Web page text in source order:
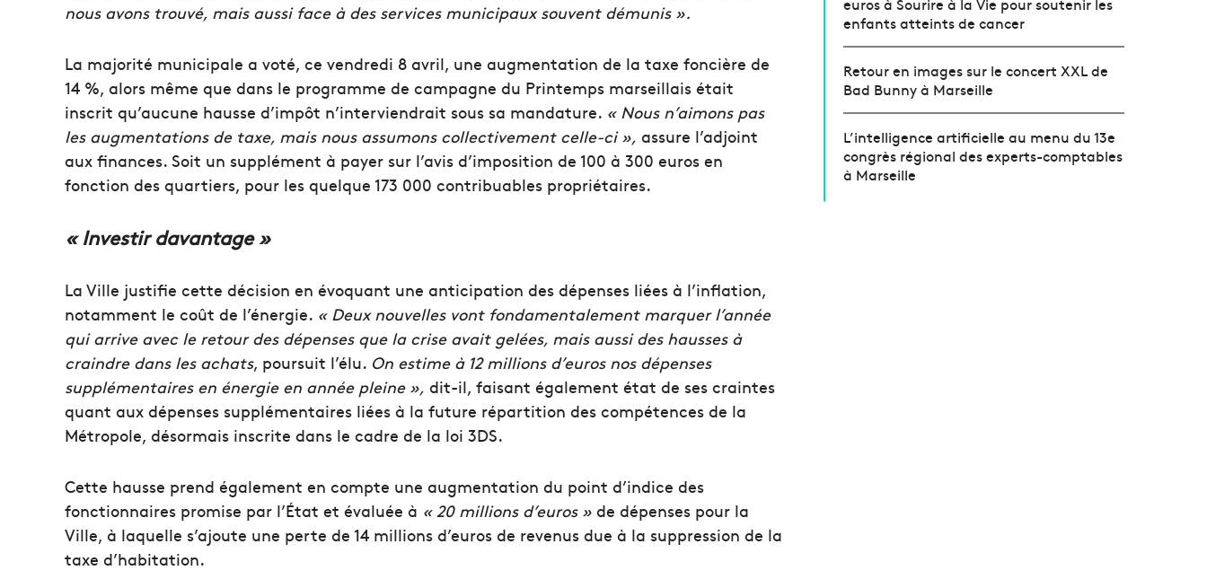
nous avons trouvé, mais aussi face à des services municipaux souvent démunis ».
La majorité municipale a voté, ce vendredi 8 avril, une augmentation de la taxe foncière de
14 %, alors même que dans le programme de campagne du Printemps marseillais était
inscrit qu’aucune hausse d’impôt n’interviendrait sous sa mandature. « Nous n’aimons pas
les augmentations de taxe, mais nous assumons collectivement celle-ci », assure l’adjoint
aux finances. Soit un supplément à payer sur l’avis d’imposition de 100 à 300 euros en
fonction des quartiers, pour les quelque 173 000 contribuables propriétaires.
« Investir davantage »
La Ville justifie cette décision en évoquant une anticipation des dépenses liées à l’inflation,
notamment le coût de l’énergie. « Deux nouvelles vont fondamentalement marquer l’année
qui arrive avec le retour des dépenses que la crise avait gelées, mais aussi des hausses à
craindre dans les achats, poursuit l’élu. On estime à 12 millions d’euros nos dépenses
supplémentaires en énergie en année pleine », dit-il, faisant également état de ses craintes
quant aux dépenses supplémentaires liées à la future répartition des compétences de la
Métropole, désormais inscrite dans le cadre de la loi 3DS.
Cette hausse prend également en compte une augmentation du point d’indice des
fonctionnaires promise par l’État et évaluée à « 20 millions d’euros » de dépenses pour la
Ville, à laquelle s’ajoute une perte de 14 millions d’euros de revenus due à la suppression de la
taxe d’habitation.
enfants atteints de cancer
Retour en images sur le concert XXL de
Bad Bunny à Marseille
L’intelligence artificielle au menu du 13e
congrès régional des experts-comptables
à Marseille